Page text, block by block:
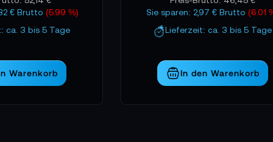
€ Brutto (5.99 %)
ca. 3 bis 5 Tage
Warenkorb
Sie sparen: 2,97 € Brutto (6.01
Lieferzeit: ca. 3 bis 5 Tage
In den Warenkorb